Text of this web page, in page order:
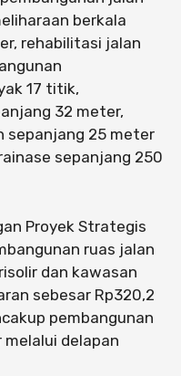
berkala
rehabilitasi jalan
17 titik,
32 meter,
sepanjang 25 meter
sepanjang 250
Proyek Strategis
ruas jalan
dan kawasan
sebesar Rp320,2
pembangunan
delapan